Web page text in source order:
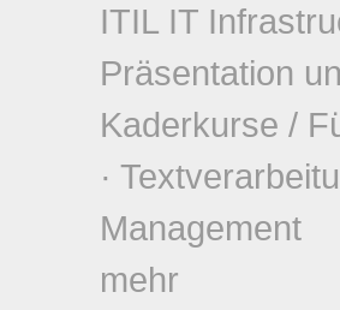
ITIL IT
Präsentation
Kaderkurse /
·
Management
mehr